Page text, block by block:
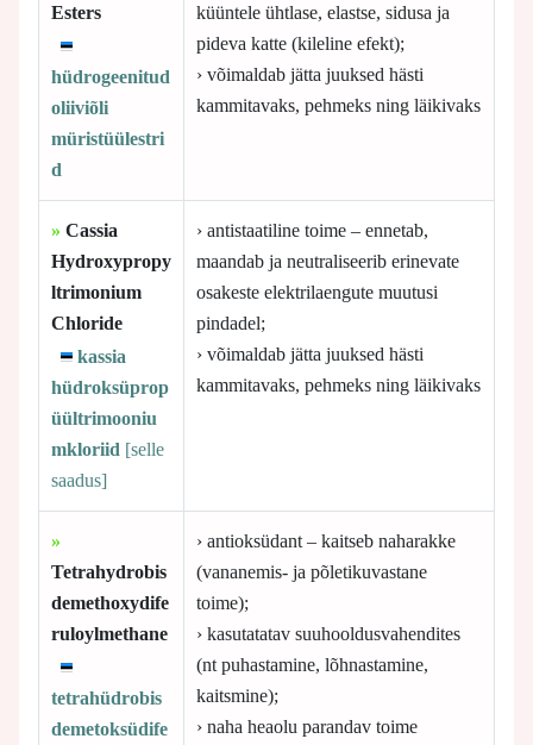
Esters
hüdrogeenitud
oliiviõli
müristüülestri
d
küüntele ühtlase, elastse, sidusa ja
pideva katte (kileline efekt);
› võimaldab jätta juuksed hästi
kammitavaks, pehmeks ning läikivaks
» Cassia
Hydroxypropy
ltrimonium
Chloride
kassia
hüdroksüprop
üültrimooniu
mkloriid [selle
saadus]
› antistaatiline toime – ennetab,
maandab ja neutraliseerib erinevate
osakeste elektrilaengute muutusi
pindadel;
› võimaldab jätta juuksed hästi
kammitavaks, pehmeks ning läikivaks
»
Tetrahydrobis
demethoxydife
ruloylmethane
tetrahüdrobis
demetoksüdife
› antioksüdant – kaitseb naharakke
(vananemis- ja põletikuvastane
toime);
› kasutatatav suuhooldusvahendites
(nt puhastamine, lõhnastamine,
kaitsmine);
› naha heaolu parandav toime